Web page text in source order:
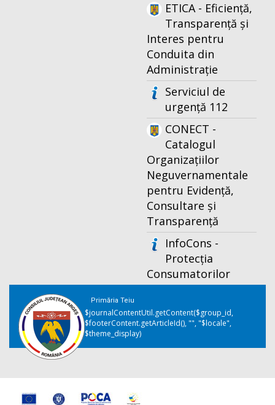
ETICA - Eficiență,
Transparență și
Interes pentru
Conduita din
Administrație
Serviciul de
urgență 112
CONECT -
Catalogul
Organizațiilor
Neguvernamentale
pentru Evidență,
Consultare și
Transparență
InfoCons -
Protecția
Consumatorilor
Primăria Teiu
$journalContentUtil.getContent($group_id,
$footerContent.getArticleId(), "", "$locale",
$theme_display)